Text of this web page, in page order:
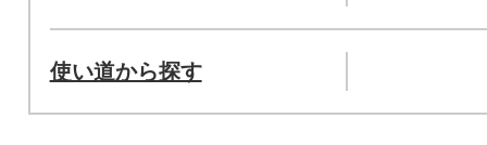
使い道から探す